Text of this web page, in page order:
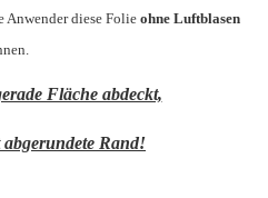
Anwender diese Folie ohne Luftblasen
Fläche abdeckt,
Rand!